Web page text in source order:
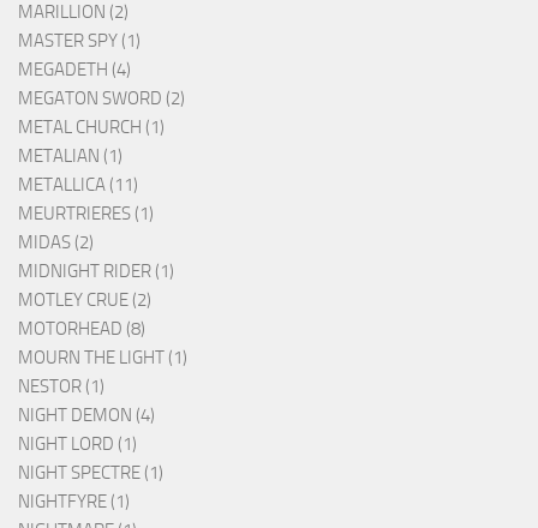
MARILLION (2)
MASTER SPY (1)
MEGADETH (4)
MEGATON SWORD (2)
METAL CHURCH (1)
METALIAN (1)
METALLICA (11)
MEURTRIERES (1)
MIDAS (2)
MIDNIGHT RIDER (1)
MOTLEY CRUE (2)
MOTORHEAD (8)
MOURN THE LIGHT (1)
NESTOR (1)
NIGHT DEMON (4)
NIGHT LORD (1)
NIGHT SPECTRE (1)
NIGHTFYRE (1)